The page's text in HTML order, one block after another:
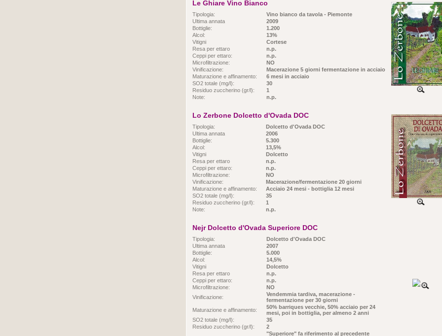
Le Ghiare Vino Bianco
Tipologia:
Vino bianco da tavola - Piemonte
Ultima annata
2009
Bottiglie:
1.200
Alcol:
13%
Vitigni
Cortese
Resa per ettaro
n.p.
Ceppi per ettaro:
n.p.
Microfiltrazione:
NO
Vinificazione:
Macerazione 5 giorni fermentazione in acciaio
Maturazione e affinamento:
6 mesi in acciaio
SO2 totale (mg/l):
30
Residuo zuccherino (gr/l):
1
Note:
n.p.
Lo Zerbone Dolcetto d'Ovada DOC
Tipologia:
Dolcetto d'Ovada DOC
Ultima annata
2006
Bottiglie:
5.300
Alcol:
13,5%
Vitigni
Dolcetto
Resa per ettaro
n.p.
Ceppi per ettaro:
n.p.
Microfiltrazione:
NO
Vinificazione:
Macerazione/fermentazione 20 giorni
Maturazione e affinamento:
Acciaio 24 mesi - bottiglia 12 mesi
SO2 totale (mg/l):
35
Residuo zuccherino (gr/l):
1
Note:
n.p.
Nejr Dolcetto d'Ovada Superiore DOC
Tipologia:
Dolcetto d'Ovada DOC
Ultima annata
2007
Bottiglie:
5.000
Alcol:
14,5%
Vitigni
Dolcetto
Resa per ettaro
n.p.
Ceppi per ettaro:
n.p.
Microfiltrazione:
NO
Vinificazione:
Vendemmia tardiva, macerazione -
fermentazione per 30 giorni
Maturazione e affinamento:
50% barriques vecchie, 50% acciaio per 24
mesi, poi in bottiglia, per almeno 2 anni
SO2 totale (mg/l):
35
Residuo zuccherino (gr/l):
2
"Superiore" fa riferimento al precedente